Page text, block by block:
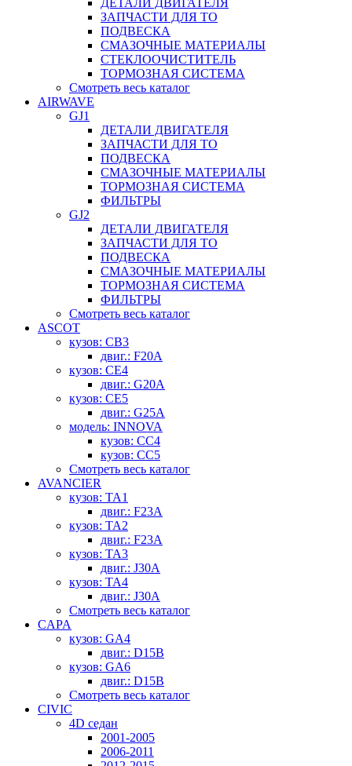
ДЕТАЛИ ДВИГАТЕЛЯ
ЗАПЧАСТИ ДЛЯ ТО
ПОДВЕСКА
СМАЗОЧНЫЕ МАТЕРИАЛЫ
СТЕКЛООЧИСТИТЕЛЬ
ТОРМОЗНАЯ СИСТЕМА
Смотреть весь каталог
AIRWAVE
GJ1
ДЕТАЛИ ДВИГАТЕЛЯ
ЗАПЧАСТИ ДЛЯ ТО
ПОДВЕСКА
СМАЗОЧНЫЕ МАТЕРИАЛЫ
ТОРМОЗНАЯ СИСТЕМА
ФИЛЬТРЫ
GJ2
ДЕТАЛИ ДВИГАТЕЛЯ
ЗАПЧАСТИ ДЛЯ ТО
ПОДВЕСКА
СМАЗОЧНЫЕ МАТЕРИАЛЫ
ТОРМОЗНАЯ СИСТЕМА
ФИЛЬТРЫ
Смотреть весь каталог
ASCOT
кузов: CB3
двиг.: F20A
кузов: CE4
двиг.: G20A
кузов: CE5
двиг.: G25A
модель: INNOVA
кузов: CC4
кузов: CC5
Смотреть весь каталог
AVANCIER
кузов: TA1
двиг.: F23A
кузов: TA2
двиг.: F23A
кузов: TA3
двиг.: J30A
кузов: TA4
двиг.: J30A
Смотреть весь каталог
CAPA
кузов: GA4
двиг.: D15B
кузов: GA6
двиг.: D15B
Смотреть весь каталог
CIVIC
4D седан
2001-2005
2006-2011